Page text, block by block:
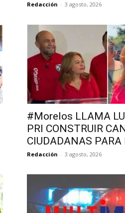
Redacción - 3 agosto, 2026
#Morelos LLAMA
PRI CONSTRUIR
CIUDADANAS PARA
Redacción - 3 agosto, 2026